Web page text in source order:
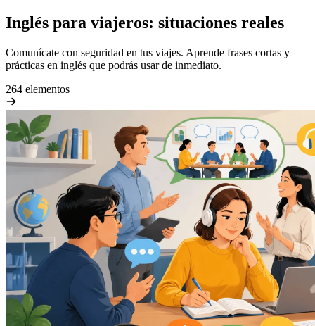
Inglés para viajeros: situaciones reales
Comunícate con seguridad en tus viajes. Aprende frases cortas y
prácticas en inglés que podrás usar de inmediato.
264 elementos